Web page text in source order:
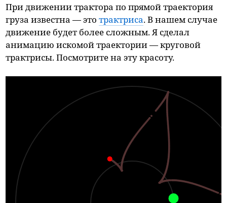
При движении трактора по прямой траектория
груза известна — этотрактриса. В нашем случае
движение будет более сложным. Я сделал
анимацию искомой траектории — круговой
трактрисы. Посмотрите на эту красоту.